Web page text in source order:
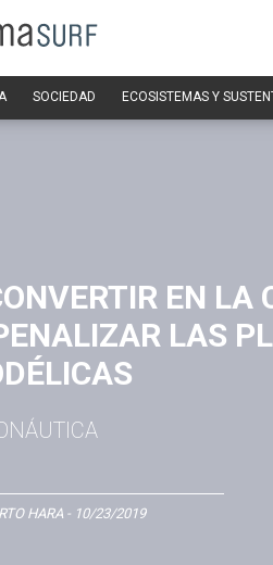
SOCIEDAD ECOSISTEMAS Y
EN LA
LAS
HARA - 10/23/2019